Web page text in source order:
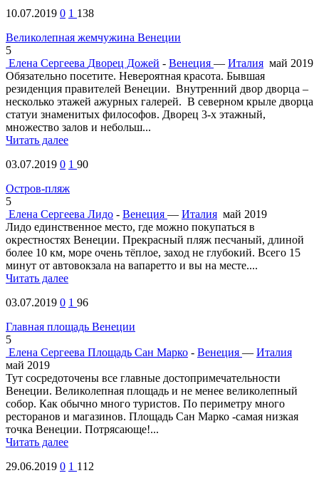
10.07.2019 0 1 138
Великолепная жемчужина Венеции
5
Елена Сергеева Дворец Дожей - Венеция — Италия май 2019
Обязательно посетите. Невероятная красота. Бывшая
резиденция правителей Венеции. Внутренний двор дворца –
несколько этажей ажурных галерей. В северном крыле дворца
статуи знаменитых философов. Дворец 3-х этажный,
множество залов и небольш...
Читать далее
03.07.2019 0 1 90
Остров-пляж
5
Елена Сергеева Лидо - Венеция — Италия май 2019
Лидо единственное место, где можно покупаться в
окрестностях Венеции. Прекрасный пляж песчаный, длиной
более 10 км, море очень тёплое, заход не глубокий. Всего 15
минут от автовокзала на вапаретто и вы на месте....
Читать далее
03.07.2019 0 1 96
Главная площадь Венеции
5
Елена Сергеева Площадь Сан Марко - Венеция — Италия
май 2019
Тут сосредоточены все главные достопримечательности
Венеции. Великолепная площадь и не менее великолепный
собор. Как обычно много туристов. По периметру много
ресторанов и магазинов. Площадь Сан Марко -самая низкая
точка Венеции. Потрясающе!...
Читать далее
29.06.2019 0 1 112